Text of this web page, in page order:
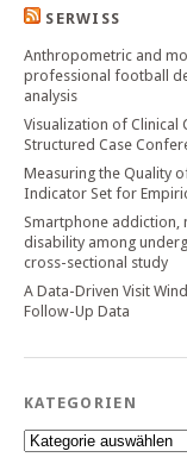
SERWISS
Anthropometric and
professional football
analysis
Visualization of Clinical
Structured Case
Measuring the Quality
Indicator Set for
Smartphone addiction,
disability among
cross-sectional study
A Data-Driven Visit
Follow-Up Data
KATEGORIEN
Kategorien